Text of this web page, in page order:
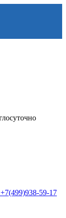
+7(499)938-59-17